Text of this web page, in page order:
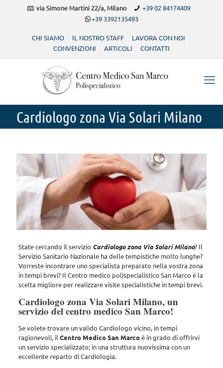
via Simone Martini 22/a, Milano
+39 02 84174409
+39 3392135493
CHI SIAMO IL NOSTRO STAFF
LAVORA CON NOI
CONVENZIONI
ARTICOLI CONTATTI
Cardiologo zona Via Solari Milano
State cercando il servizio Cardiologo zona Via Solari Milano? Il
Servizio Sanitario Nazionale ha delle tempistiche molto lunghe?
Vorreste incontrare uno specialista preparato nella vostra zona
in tempi brevi? Il Centro medico polispecialistico San Marco è la
scelta migliore per realizzare visite specialistiche in tempi brevi.
Cardiologo zona Via Solari Milano, un
servizio del centro medico San Marco!
Se volete trovare un valido Cardiologo vicino, in tempi
ragionevoli, il Centro Medico San Marcoè in grado di offrirvi
un servizio specializzato; in una struttura nuovissima con un
eccellente reparto di Cardiologia.